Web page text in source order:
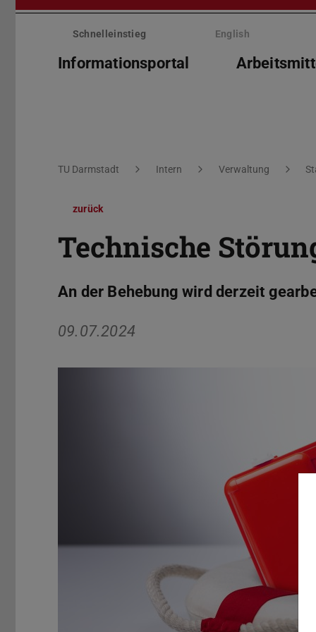
Menü
überspringenSchnelleinstieg English
Informationsportal
Sie befinden sich hier:
TU Darmstadt Intern Verwaltung
zurück
Technische
An der Behebung wird derzeit
09.07.2024